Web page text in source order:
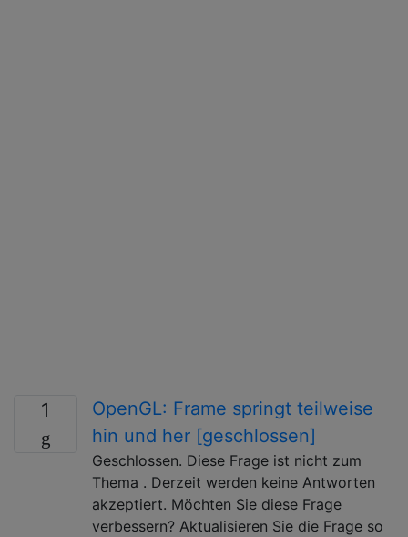
1
OpenGL: Frame springt teilweise
hin und her [geschlossen]
Geschlossen. Diese Frage ist nicht zum
Thema . Derzeit werden keine Antworten
akzeptiert. Möchten Sie diese Frage
verbessern? Aktualisieren Sie die Frage so